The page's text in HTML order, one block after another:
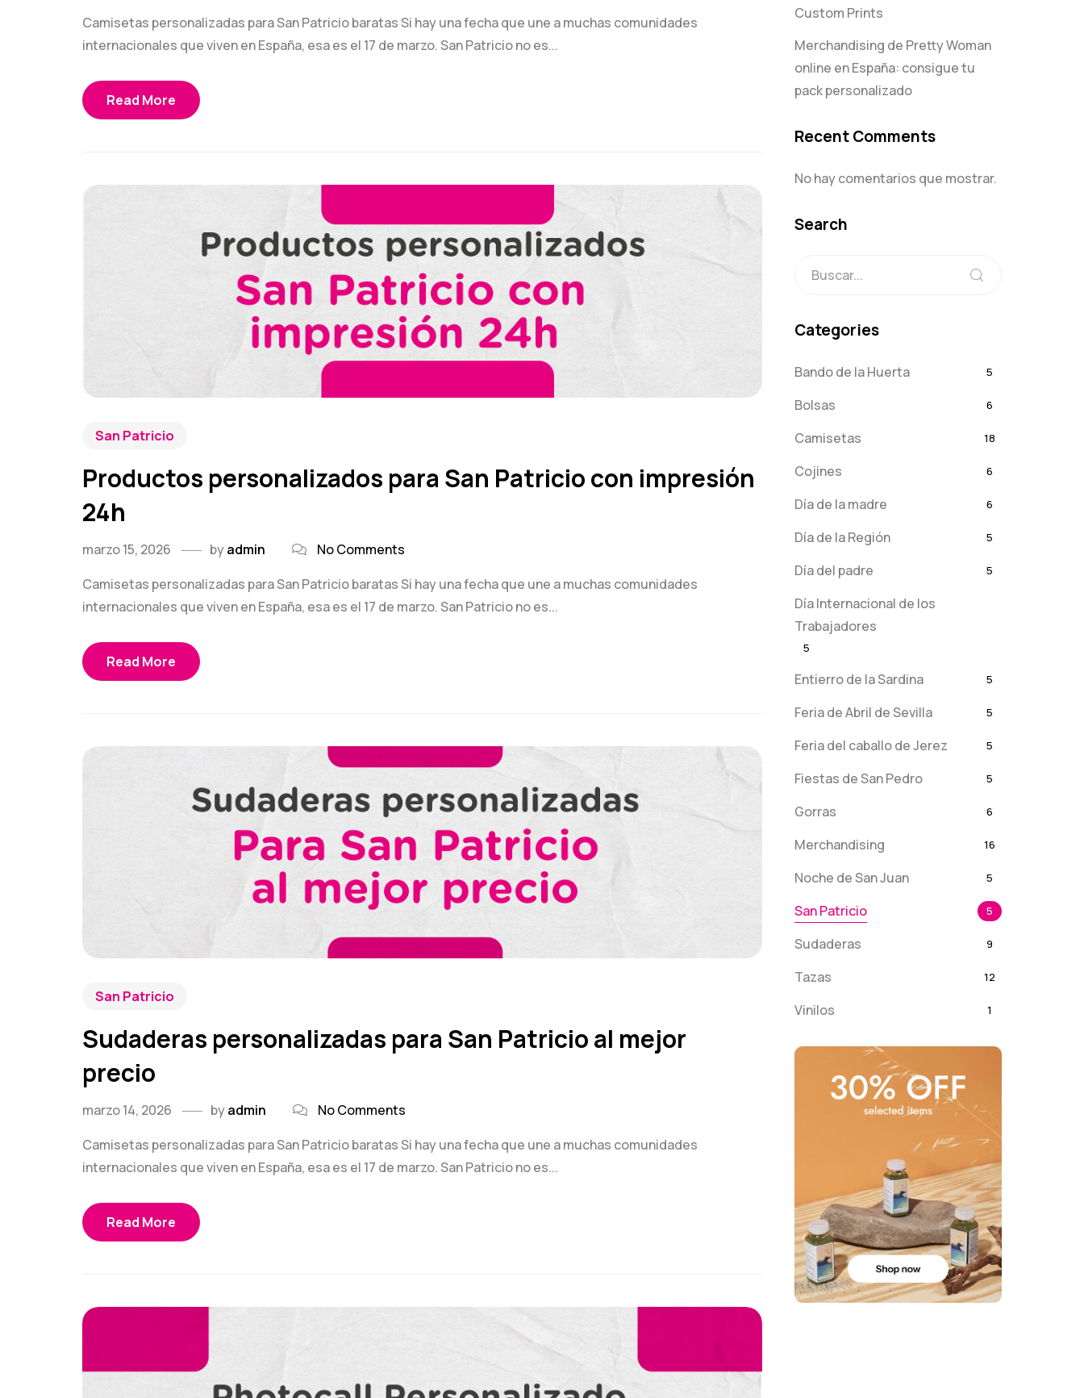
Camisetas personalizadas para San Patricio baratas Si hay una fecha que une a muchas comunidades
internacionales que viven en España, esa es el 17 de marzo. San Patricio no es...
Read More
San Patricio
Productos personalizados para San Patricio con impresión
24h
marzo 15, 2026 byadmin
No Comments
Camisetas personalizadas para San Patricio baratas Si hay una fecha que une a muchas comunidades
internacionales que viven en España, esa es el 17 de marzo. San Patricio no es...
Read More
San Patricio
Sudaderas personalizadas para San Patricio al mejor
precio
marzo 14, 2026 byadmin
No Comments
Camisetas personalizadas para San Patricio baratas Si hay una fecha que une a muchas comunidades
internacionales que viven en España, esa es el 17 de marzo. San Patricio no es...
Read More
Custom Prints
Merchandising de Pretty Woman
online en España: consigue tu
pack personalizado
Recent Comments
No hay comentarios que mostrar.
Search
Categories
Bando de la Huerta 5
Bolsas 6
Camisetas 18
Cojines 6
Día de la madre 6
Día de la Región 5
Día del padre 5
Día Internacional de los
Trabajadores
5
Entierro de la Sardina 5
Feria de Abril de Sevilla 5
Feria del caballo de Jerez 5
Fiestas de San Pedro 5
Gorras 6
Merchandising 16
Noche de San Juan 5
San Patricio 5
Sudaderas 9
Tazas 12
Vinilos 1